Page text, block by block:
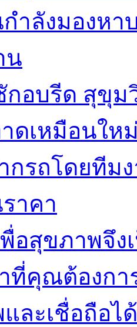
ำลังมองหา
น
กอบรีด สุขุ
ดเหมือนให
กรถโดยทีม
าคา
พื่อสุขภาพจึ
าที่คุณต้องก
ละเชื่อถือได้